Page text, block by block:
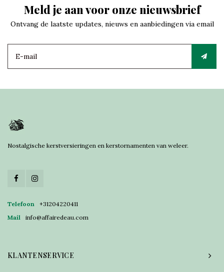
Meld je aan voor onze nieuwsbrief
Ontvang de laatste updates, nieuws en aanbiedingen via email
Nostalgische kerstversieringen en kerstornamenten van weleer.
Telefoon
+31204220411
Mail
info@affairedeau.com
KLANTENSERVICE